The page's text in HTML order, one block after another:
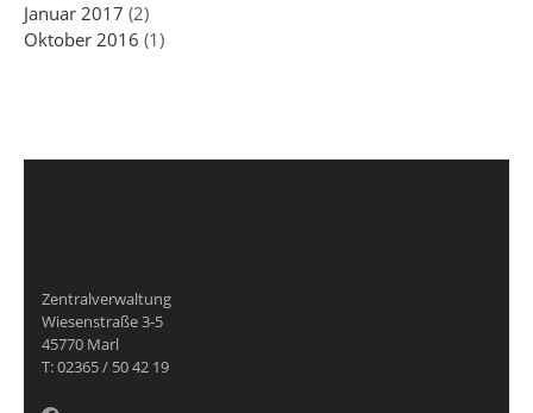
Januar 2017 (2)
Oktober 2016 (1)
Zentralverwaltung
Wiesenstraße 3-5
45770 Marl
T: 02365 / 50 42 19